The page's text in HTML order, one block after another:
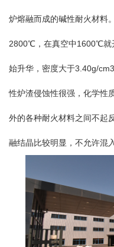
炉熔融而成的碱性耐火材料
2800℃，在真空中1600℃就
始升华，密度大于3.40g/
性炉渣侵蚀性很强，化学性
外的各种耐火材料之间不起
融结晶比较明显，不允许混